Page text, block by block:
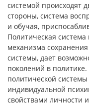
системой происходят
стороны, система
и обучая,
Политическая
механизма
системы, дает
поколений в
политической
индивидуальной
свойствами личности